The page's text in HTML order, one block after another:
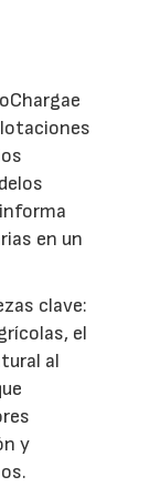
en un
clave:
el
al
y